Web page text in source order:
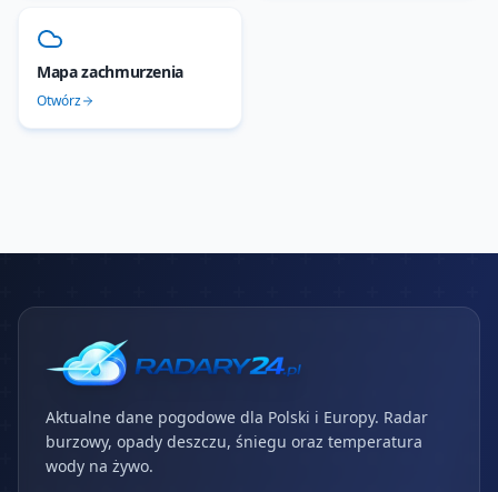
Mapa zachmurzenia
Otwórz
Aktualne dane pogodowe dla Polski i Europy. Radar
burzowy, opady deszczu, śniegu oraz temperatura
wody na żywo.